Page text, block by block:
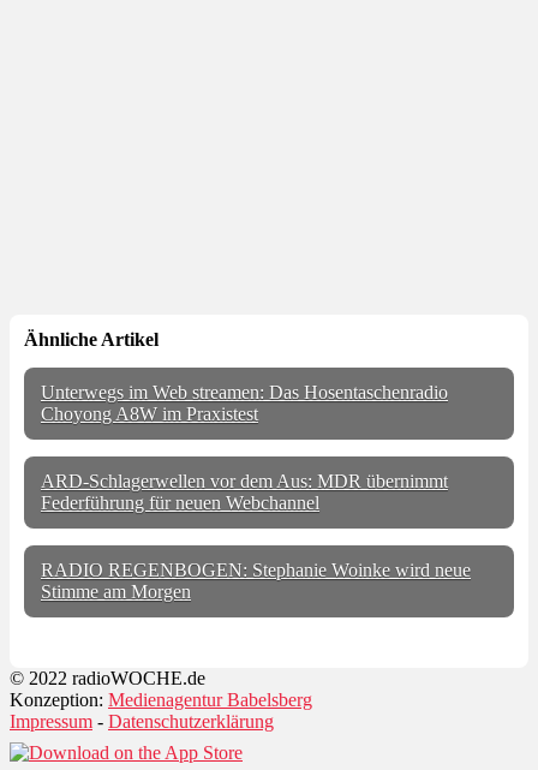
Ähnliche Artikel
Unterwegs im Web streamen: Das Hosentaschenradio
Choyong A8W im Praxistest
ARD-Schlagerwellen vor dem Aus: MDR übernimmt
Federführung für neuen Webchannel
RADIO REGENBOGEN: Stephanie Woinke wird neue
Stimme am Morgen
© 2022 radioWOCHE.de
Konzeption: Medienagentur Babelsberg
Impressum - Datenschutzerklärung